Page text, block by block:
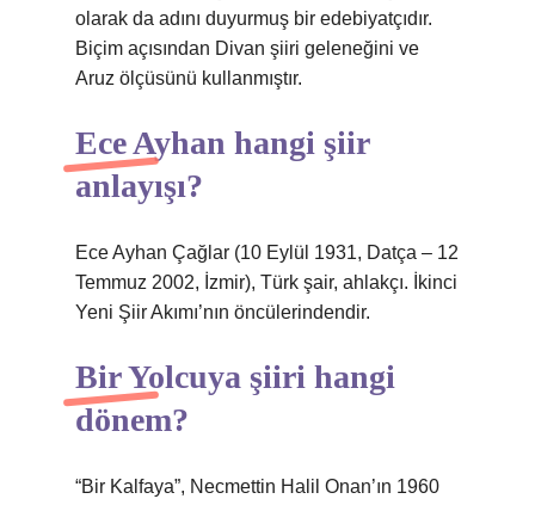
olarak da adını duyurmuş bir edebiyatçıdır.
Biçim açısından Divan şiiri geleneğini ve
Aruz ölçüsünü kullanmıştır.
Ece Ayhan hangi şiir
anlayışı?
Ece Ayhan Çağlar (10 Eylül 1931, Datça – 12
Temmuz 2002, İzmir), Türk şair, ahlakçı. İkinci
Yeni Şiir Akımı’nın öncülerindendir.
Bir Yolcuya şiiri hangi
dönem?
“Bir Kalfaya”, Necmettin Halil Onan’ın 1960